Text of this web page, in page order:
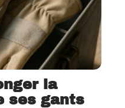
la
ses gants